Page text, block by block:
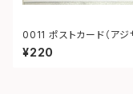
0011 ポストカード（アジサイ御
霊神社）
¥220